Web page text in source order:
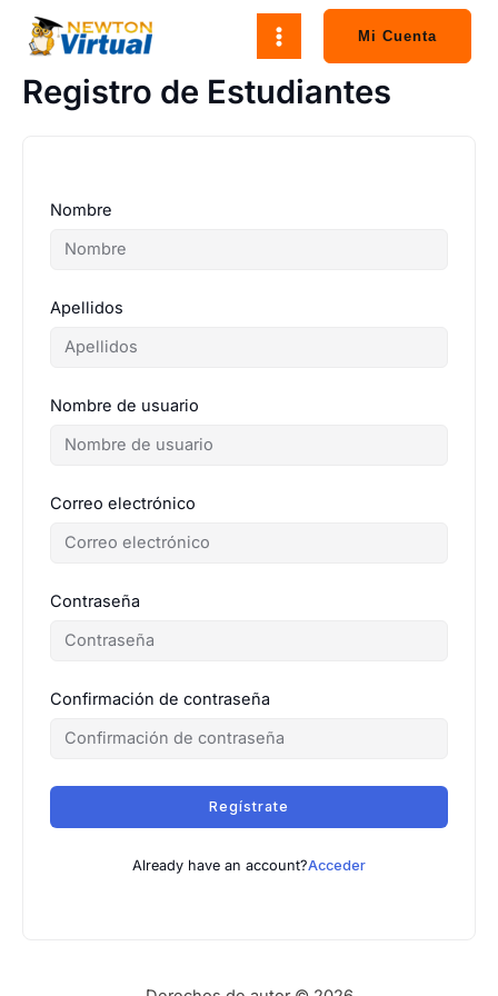
contenido
Mi Cuenta
Registro de Estudiantes
Nombre
Apellidos
Nombre de usuario
Correo electrónico
Contraseña
Confirmación de contraseña
Regístrate
Already have an account?Acceder